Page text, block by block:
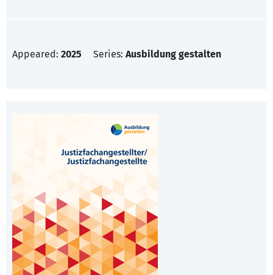
Appeared: 2025 Series: Ausbildung gestalten